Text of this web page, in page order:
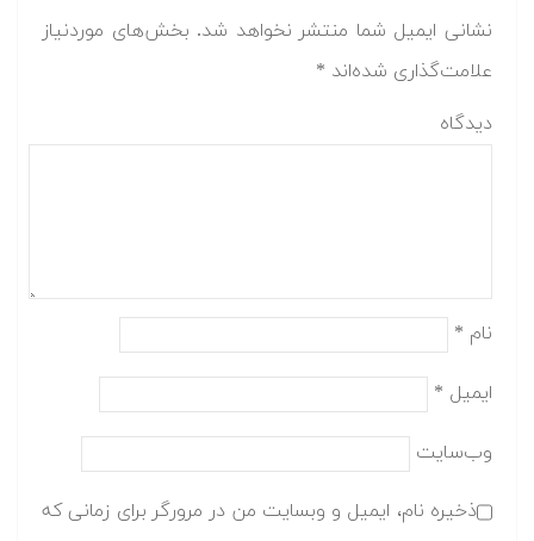
نشانی ایمیل شما منتشر نخواهد شد. بخش‌های موردنیاز
علامت‌گذاری شده‌اند *
دیدگاه
نام *
ایمیل *
وب‌سایت
ذخیره نام، ایمیل و وبسایت من در مرورگر برای زمانی که